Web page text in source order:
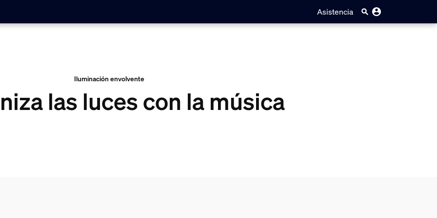
Asistencia
Iluminación envolvente
las luces con la música